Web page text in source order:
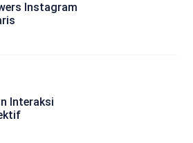
Instagram
Interaksi